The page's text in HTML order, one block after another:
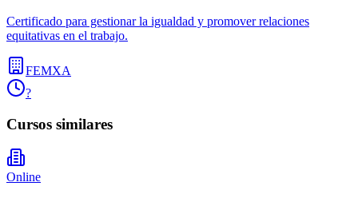
Certificado para gestionar la igualdad y promover relaciones
equitativas en el trabajo.
FEMXA
?
Cursos similares
Online